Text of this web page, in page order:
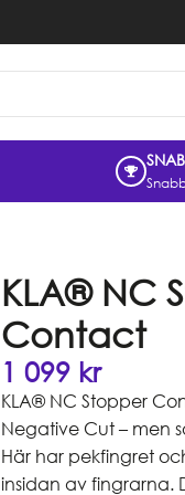
KLA® NC
Contact
1 099 kr
KLA® NC Stopper
Negative Cut – men
Här har pekfingret
insidan av fingrarna.